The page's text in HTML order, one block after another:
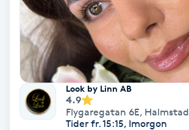
Fransar
Fransborttagning
Fransfärgning
Fransförlängning
Look by Linn AB
4.9
Flygaregatan 6E, Halmstad
Tider fr. 15:15, Imorgon